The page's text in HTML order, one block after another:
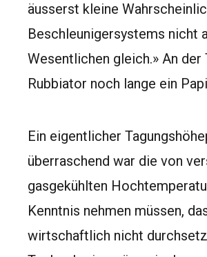
äusserst kleine
Beschleunigersystems nicht
Wesentlichen gleich.» An
Rubbiator noch lange ein
Ein eigentlicher
überraschend war die von
gasgekühlten
Kenntnis nehmen müssen,
wirtschaftlich nicht